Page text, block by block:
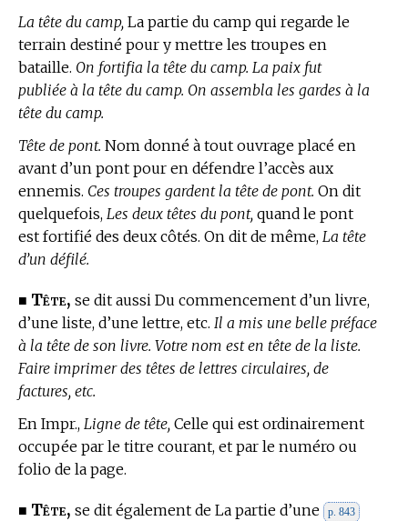
La tête du camp, La partie du camp qui regarde le
terrain destiné pour y mettre les troupes en
bataille. On fortifia la tête du camp. La paix fut
publiée à la tête du camp. On assembla les gardes à la
tête du camp.
Tête de pont. Nom donné à tout ouvrage placé en
avant d’un pont pour en défendre l’accès aux
ennemis. Ces troupes gardent la tête de pont. On dit
quelquefois, Les deux têtes du pont, quand le pont
est fortifié des deux côtés. On dit de même, La tête
d’un défilé.
■ Tête, se dit aussi Du commencement d’un livre,
d’une liste, d’une lettre, etc. Il a mis une belle préface
à la tête de son livre. Votre nom est en tête de la liste.
Faire imprimer des têtes de lettres circulaires, de
factures, etc.
En Impr., Ligne de tête, Celle qui est ordinairement
occupée par le titre courant, et par le numéro ou
folio de la page.
■ Tête, se dit également de La partie d’une p. 843